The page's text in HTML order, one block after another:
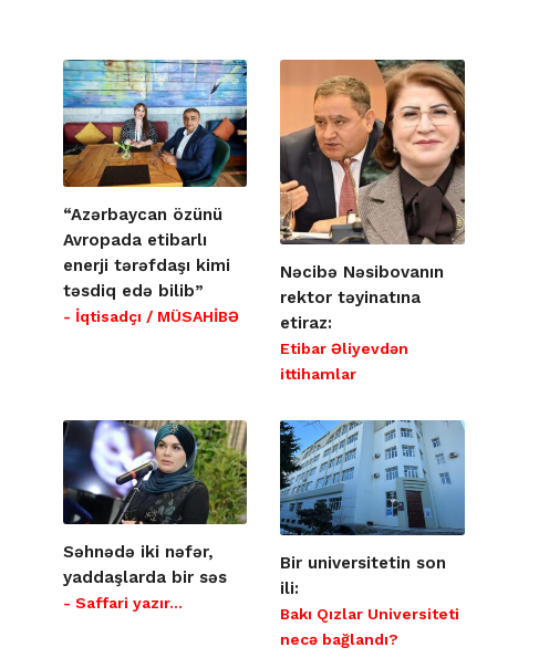
“Azərbaycan özünü
Avropada etibarlı
enerji tərəfdaşı kimi
təsdiq edə bilib”
- İqtisadçı / MÜSAHİBƏ
Nəcibə Nəsibovanın
rektor təyinatına
etiraz:
Etibar Əliyevdən
ittihamlar
Səhnədə iki nəfər,
yaddaşlarda bir səs
- Saffari yazır…
Bir universitetin son
ili:
Bakı Qızlar Universiteti
necə bağlandı?